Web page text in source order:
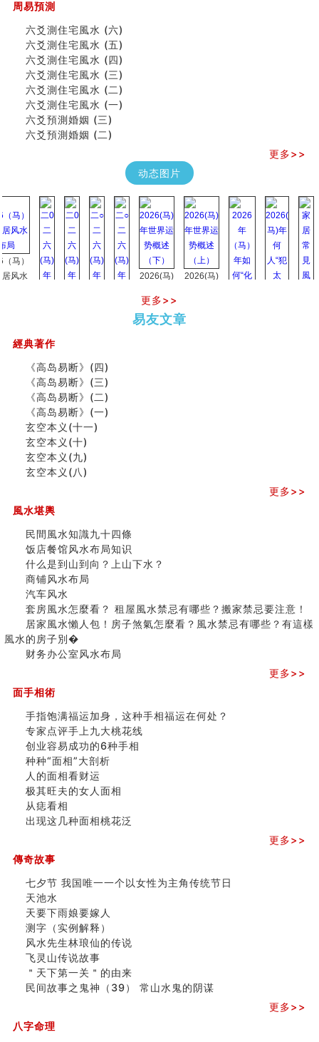
周易預測
六爻測住宅風水 (六)
六爻測住宅風水 (五)
六爻測住宅風水 (四)
六爻測住宅風水 (三)
六爻測住宅風水 (二)
六爻測住宅風水 (一)
六爻預測婚姻 (三)
六爻預測婚姻 (二)
更多>>
动态图片
二0
二
六
(马)
二
生
肖
运
程
(兔
龙
蛇)
二0
二
六
(马)
二
生
肖
运
程
(鼠
牛
虎)
二○
二
六
(马)
生
肖
运
程
狗
猪)
二○
生
肖
运
羊
猴)
2026(马)
势概述
（下）
2026(马)
势概述
（上）
風
法
(一)
(
更多>>
易友文章
經典著作
《高岛易断》(四)
《高岛易断》(三)
《高岛易断》(二)
《高岛易断》(一)
玄空本义(十一)
玄空本义(十)
玄空本义(九)
玄空本义(八)
更多>>
風水堪輿
民間風水知識九十四條
饭店餐馆风水布局知识
什么是到山到向？上山下水？
商铺风水布局
汽车风水
套房風水怎麼看？ 租屋風水禁忌有哪些？搬家禁忌要注意！
居家風水懶人包！房子煞氣怎麼看？風水禁忌有哪些？有這樣
風水的房子別�
财务办公室风水布局
更多>>
面手相術
手指饱满福运加身，这种手相福运在何处？
专家点评手上九大桃花线
创业容易成功的6种手相
种种“面相”大剖析
人的面相看财运
极其旺夫的女人面相
从痣看相
出现这几种面相桃花泛
更多>>
傳奇故事
七夕节 我国唯一一个以女性为主角传统节日
天池水
天要下雨娘要嫁人
测字（实例解释）
风水先生林琅仙的传说
飞灵山传说故事
＂天下第一关＂的由来
民间故事之鬼神（39） 常山水鬼的阴谋
更多>>
八字命理